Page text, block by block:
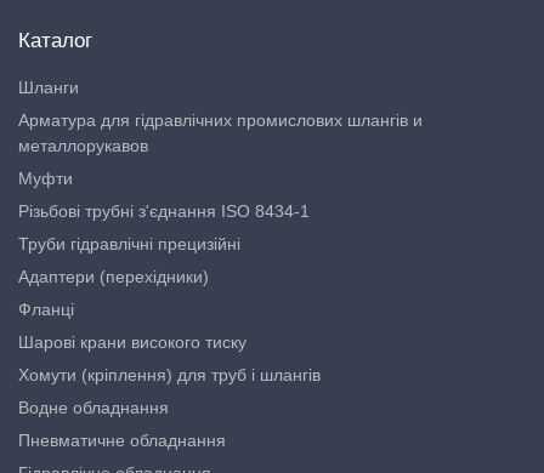
Каталог
Шланги
Арматура для гідравлічних промислових шлангів и
металлорукавов
Муфти
Різьбові трубні з'єднання ISO 8434-1
Труби гідравлічні прецизійні
Адаптери (перехідники)
Фланці
Шарові крани високого тиску
Хомути (кріплення) для труб і шлангів
Водне обладнання
Пневматичне обладнання